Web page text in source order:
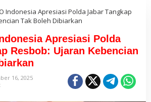
Indonesia Apresiasi Polda Jabar Tangkap
Tak Boleh Dibiarkan
Apresiasi Polda
Resbob: Ujaran Kebencian
16, 2025